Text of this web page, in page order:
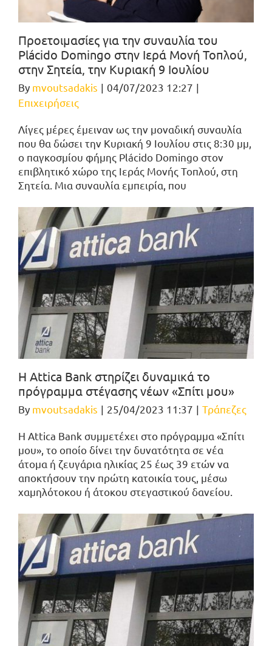
Προετοιμασίες για την συναυλία του
Plácido Domingo στην Ιερά Μονή Τοπλού,
στην Σητεία, την Κυριακή 9 Ιουλίου
By mvoutsadakis | 04/07/2023 12:27 |
Επιχειρήσεις
Λίγες μέρες έμειναν ως την μοναδική συναυλία
που θα δώσει την Κυριακή 9 Ιουλίου στις 8:30 μμ,
ο παγκοσμίου φήμης Plácido Domingo στον
επιβλητικό χώρο της Ιεράς Μονής Τοπλού, στη
Σητεία. Μια συναυλία εμπειρία, που
Η Attica Bank στηρίζει δυναμικά το
πρόγραμμα στέγασης νέων «Σπίτι μου»
By mvoutsadakis | 25/04/2023 11:37 | Τράπεζες
H Attica Bank συμμετέχει στο πρόγραμμα «Σπίτι
μου», το οποίο δίνει την δυνατότητα σε νέα
άτομα ή ζευγάρια ηλικίας 25 έως 39 ετών να
αποκτήσουν την πρώτη κατοικία τους, μέσω
χαμηλότοκου ή άτοκου στεγαστικού δανείου.